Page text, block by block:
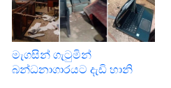
මැගසින් ගැටුමින්
බන්ධනාගාරයට දැඩි හානි